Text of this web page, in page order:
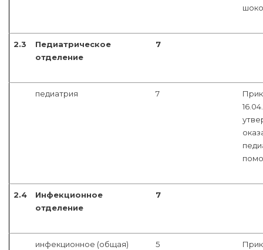
2.3
Педиатрическое
отделение
7
педиатрия 7
2.4
Инфекционное
отделение
7
инфекционное (общая) 5